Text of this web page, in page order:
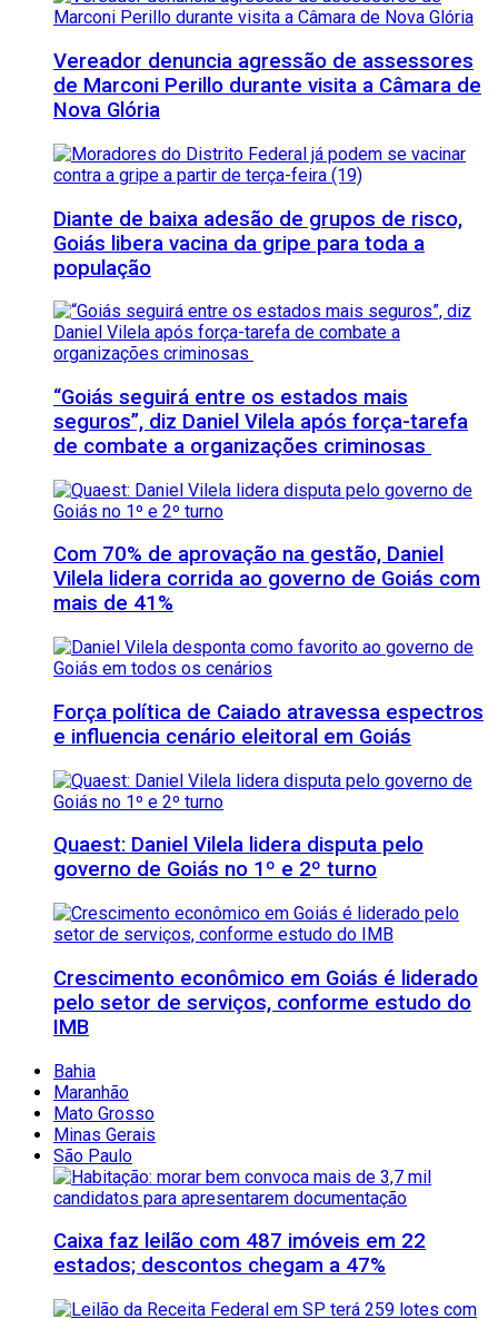
Vereador denuncia agressão de assessores
de Marconi Perillo durante visita a Câmara de
Nova Glória
Diante de baixa adesão de grupos de risco,
Goiás libera vacina da gripe para toda a
população
“Goiás seguirá entre os estados mais
seguros”, diz Daniel Vilela após força-tarefa
de combate a organizações criminosas
Com 70% de aprovação na gestão, Daniel
Vilela lidera corrida ao governo de Goiás com
mais de 41%
Força política de Caiado atravessa espectros
e influencia cenário eleitoral em Goiás
Quaest: Daniel Vilela lidera disputa pelo
governo de Goiás no 1º e 2º turno
Crescimento econômico em Goiás é liderado
pelo setor de serviços, conforme estudo do
IMB
Bahia
Maranhão
Mato Grosso
Minas Gerais
São Paulo
Caixa faz leilão com 487 imóveis em 22
estados; descontos chegam a 47%